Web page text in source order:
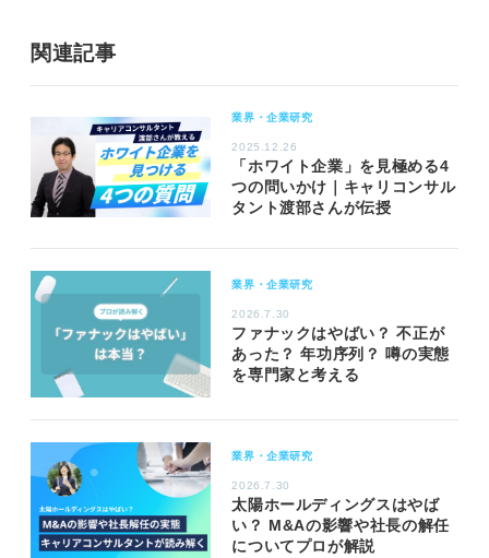
関連記事
業界・企業研究
2025.12.26
「ホワイト企業」を見極める4
つの問いかけ｜キャリコンサル
タント渡部さんが伝授
業界・企業研究
2026.7.30
ファナックはやばい？ 不正が
あった？ 年功序列？ 噂の実態
を専門家と考える
業界・企業研究
2026.7.30
太陽ホールディングスはやば
い？ M&Aの影響や社長の解任
についてプロが解説